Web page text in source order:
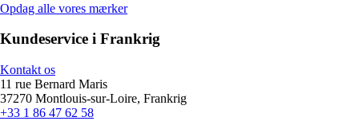
Opdag alle vores mærker
Kundeservice i Frankrig
Kontakt os
11 rue Bernard Maris
37270 Montlouis-sur-Loire, Frankrig
+33 1 86 47 62 58